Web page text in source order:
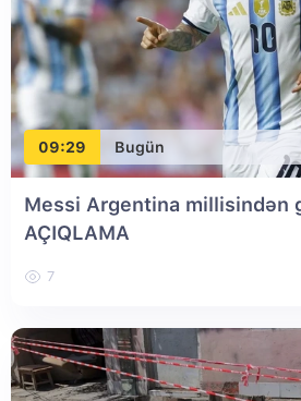
09:29 Bugün
Messi Argentina millisindən
AÇIQLAMA
7